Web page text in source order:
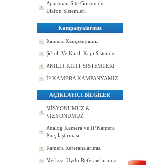
Apartman Site Görüntülü
Diafon Sistemleri
Kampanyalarımız
Kamera Kampanyamız
Şifreli Ve Kartlı Kapı Sistemleri
AKILLI KİLİT SİSTEMLERİ
İP KAMERA KAMPANYAMIZ
AÇIKLAYICI BİLGİLER
MİSYONUMUZ &
VİZYONUMUZ
Analog Kamera ve IP Kamera
Karşılaştırması
Kamera Referanslarımız
Merkezi Uydu Referanslarımız